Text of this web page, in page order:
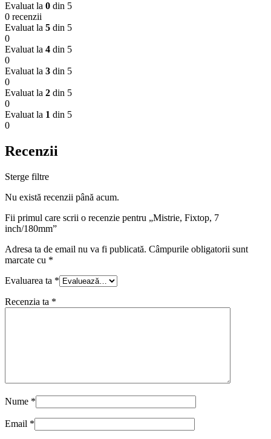
Evaluat la 0 din 5
0 recenzii
Evaluat la 5 din 5
0
Evaluat la 4 din 5
0
Evaluat la 3 din 5
0
Evaluat la 2 din 5
0
Evaluat la 1 din 5
0
Recenzii
Sterge filtre
Nu există recenzii până acum.
Fii primul care scrii o recenzie pentru „Mistrie, Fixtop, 7
inch/180mm”
Adresa ta de email nu va fi publicată. Câmpurile obligatorii sunt
marcate cu *
Evaluarea ta *
Recenzia ta *
Nume *
Email *